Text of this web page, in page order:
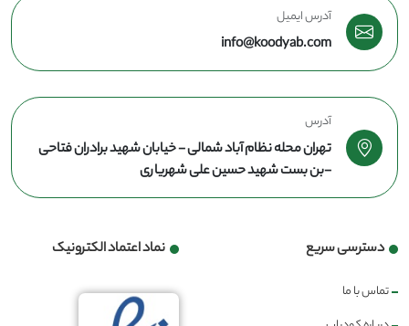
آدرس ایمیل
info@koodyab.com
آدرس
تهران محله نظام آباد شمالی - خیابان شهید برادران فتاحی
-بن بست شهید حسین علی شهریاری
دسترسی سریع
تماس با ما
نماد اعتماد الکترونیک